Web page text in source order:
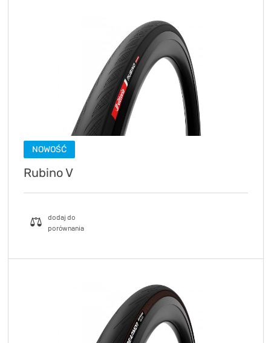
NOWOŚĆ
Rubino V